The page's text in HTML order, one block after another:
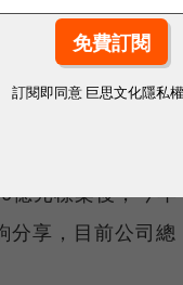
訪問題綱，一題一
司，與我們的採
這樣一個一個會議
億元標案後，今年
分享，目前公司總
訂閱即同意 巨思文化隱私